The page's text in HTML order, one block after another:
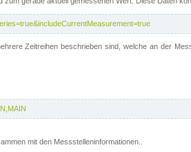
Zeitreihen beschrieben sind, welche an der
mit den Messstelleninformationen..